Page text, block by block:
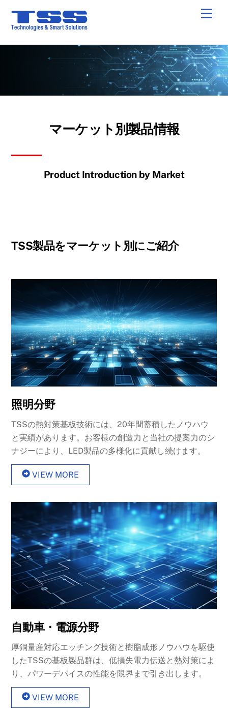
content
マーケット別製品情報
Product Introduction by Market
TSS製品をマーケット別にご紹介
照明分野
TSSの熱対策基板技術には、20年間蓄積したノウハウ
と実績があります。お客様の創造力と当社の提案力のシ
ナジーにより、LED製品の多様化に貢献し続けます。
VIEW MORE
自動車・電源分野
厚銅量産対応エッチング技術と樹脂成形ノウハウを駆使
したTSSの基板製品群は、低損失電力伝送と熱対策によ
り、パワーデバイスの性能を限界まで引き出します。
VIEW MORE